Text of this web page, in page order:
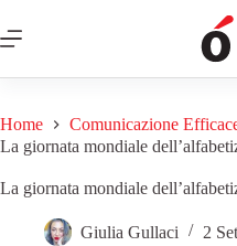
Home
Comunicazione
La giornata mondiale
La giornata mondiale
Giulia Gullaci
2